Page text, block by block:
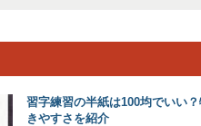
習字練習の半紙は100均でいい
きやすさを紹介